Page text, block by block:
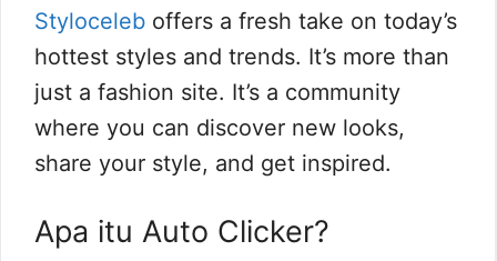
Styloceleb offers a fresh take on today’s
hottest styles and trends. It’s more than
just a fashion site. It’s a community
where you can discover new looks,
share your style, and get inspired.
Apa itu Auto Clicker?